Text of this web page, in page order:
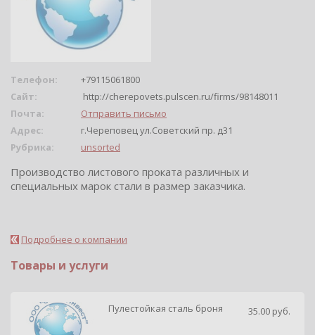
Телефон:
+79115061800
Сайт:
http://cherepovets.pulscen.ru/firms/98148011
Почта:
Отправить письмо
Адрес:
г.Череповец ул.Советский пр. д31
Рубрика:
unsorted
Производство листового проката различных и
специальных марок стали в размер заказчика.
Подробнее о компании
Товары и услуги
Пулестойкая сталь броня 35.00 руб.